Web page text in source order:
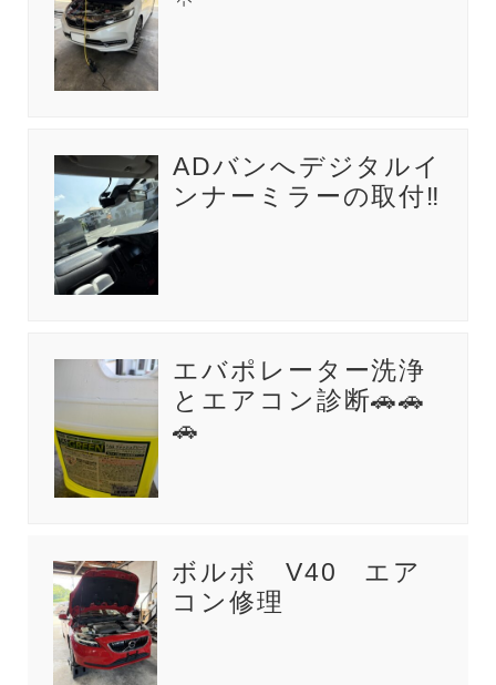
ADバンへデジタルイ
ンナーミラーの取付‼️
エバポレーター洗浄
とエアコン診断🚗🚗
🚗
ボルボ V40 エア
コン修理